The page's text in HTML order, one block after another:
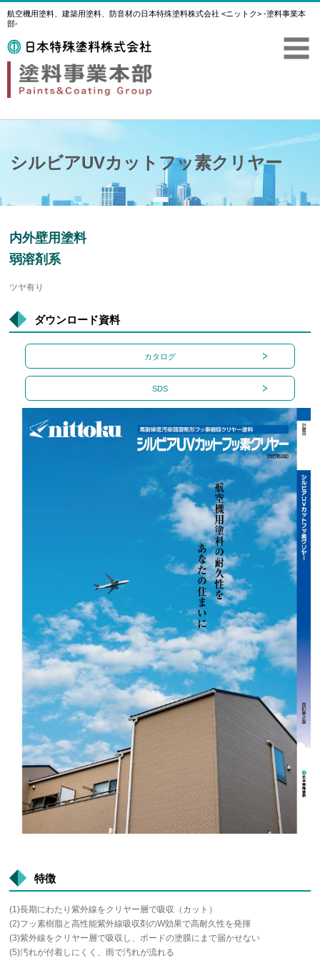
航空機用塗料、建築用塗料、防音材の日本特殊塗料株式会社 <ニットク> -塗料事業本
部-
シルビアUVカットフッ素クリヤー
内外壁用塗料
弱溶剤系
ツヤ有り
ダウンロード資料
カタログ
SDS
特徴
(1)長期にわたり紫外線をクリヤー層で吸収（カット）
(2)フッ素樹脂と高性能紫外線吸収剤のW効果で高耐久性を発揮
(3)紫外線をクリヤー層で吸収し、ボードの塗膜にまで届かせない
(5)汚れが付着しにくく、雨で汚れが流れる